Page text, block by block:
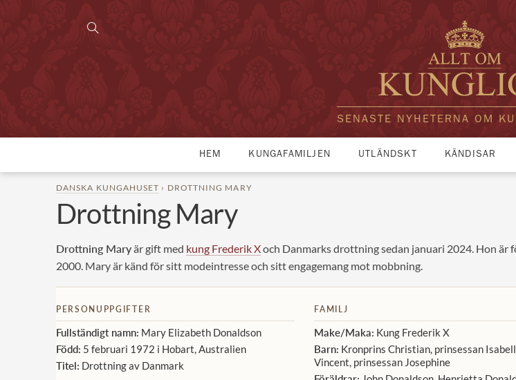
SENASTE NYHETERNA OM
HEM KUNGAFAMILJEN UTLÄNDSKT KÄNDISAR
DANSKA KUNGAHUSET › DROTTNING MARY
Drottning Mary
Drottning Maryär gift med kung Frederik Xoch Danmarks drottning sedan januari 2024. Hon är
2000. Mary är känd för sitt modeintresse och sitt engagemang mot mobbning.
PERSONUPPGIFTER
Fullständigt namn: Mary Elizabeth Donaldson
Född: 5 februari 1972 i Hobart, Australien
Titel: Drottning av Danmark
FAMILJ
Make/Maka: Kung Frederik X
Barn: Kronprins Christian, prinsessan
Vincent, prinsessan Josephine